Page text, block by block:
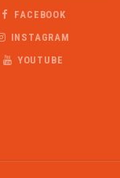
FACEBOOK
INSTAGRAM
YOUTUBE